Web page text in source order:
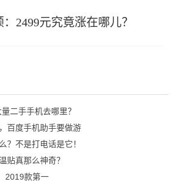
2499元究竟涨在哪儿？
二手手机去哪里？
百度手机助手要做游
？不是打电话是它！
贴真那么神奇？
2019款第一